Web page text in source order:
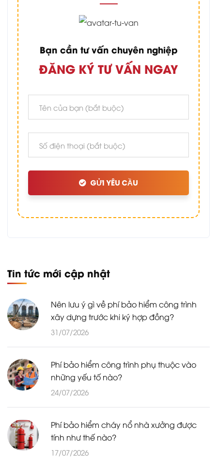
Bạn cần tư vấn chuyên nghiệp
ĐĂNG KÝ TƯ VẤN NGAY
GỬI YÊU CẦU
Tin tức mới cập nhật
Nên lưu ý gì về phí bảo hiểm công trình
xây dựng trước khi ký hợp đồng?
31/07/2026
Phí bảo hiểm công trình phụ thuộc vào
những yếu tố nào?
24/07/2026
Phí bảo hiểm cháy nổ nhà xưởng được
tính như thế nào?
17/07/2026